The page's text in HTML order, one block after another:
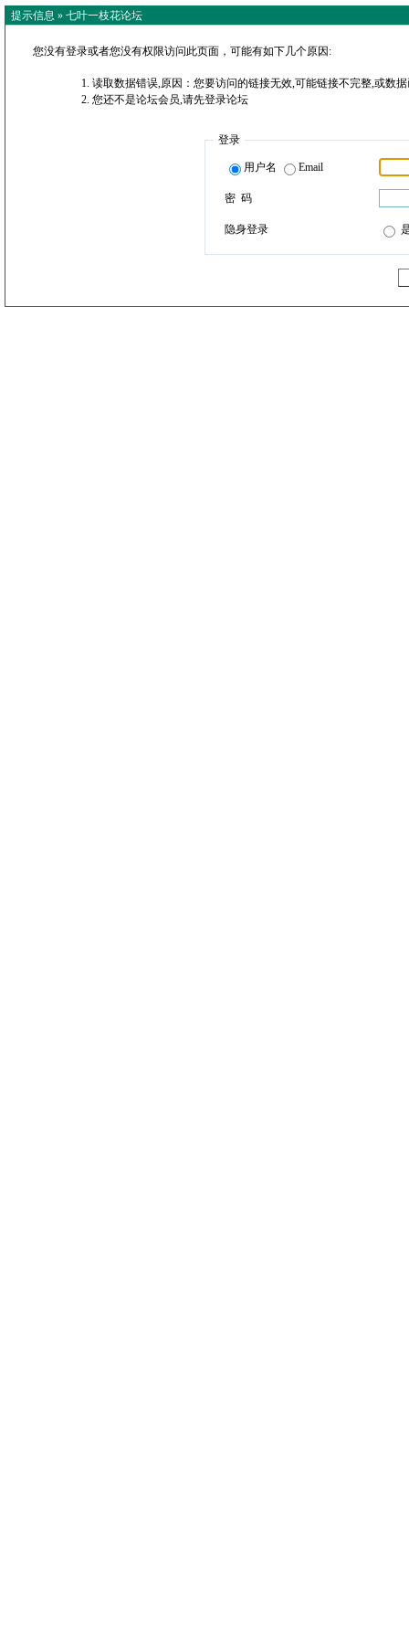
提示信息 » 七叶一枝花论坛
您没有登录或者您没有权限访问此页面，可能有如下几个原因:
读取数据错误,原因：您要访问的链接无效,可能链接不完整,或数
您还不是论坛会员,请先登录论坛
登录
用户名 Email
密 码
隐身登录